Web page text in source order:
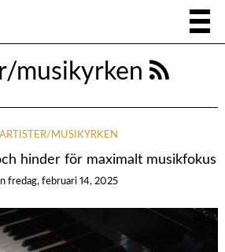
musikyrken
MUSIKYRKEN
hinder för maximalt musikfokus
fredag, februari 14, 2025